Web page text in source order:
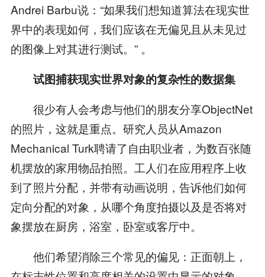
Andrei Barbu说：“如果我们想知道算法在现实世
界中的表现如何，我们应该在无偏见且从未见过
的图像上对其进行测试。” 。
试图捕获现实世界对象的复杂性的数据集
很少有人会考虑与他们的朋友分享ObjectNet
的照片，这就是重点。研究人员从Amazon
Mechanical Turk聘请了自由职业者，为数百张随
机摆放的家用物品拍照。工人们在应用程序上收
到了照片分配，并带有动画说明，告诉他们如何
定向分配的对象，从哪个角度拍摄以及是否将对
象摆放在厨房，浴室，卧室或客厅中。
他们希望消除三个常见的偏见：正面朝上，